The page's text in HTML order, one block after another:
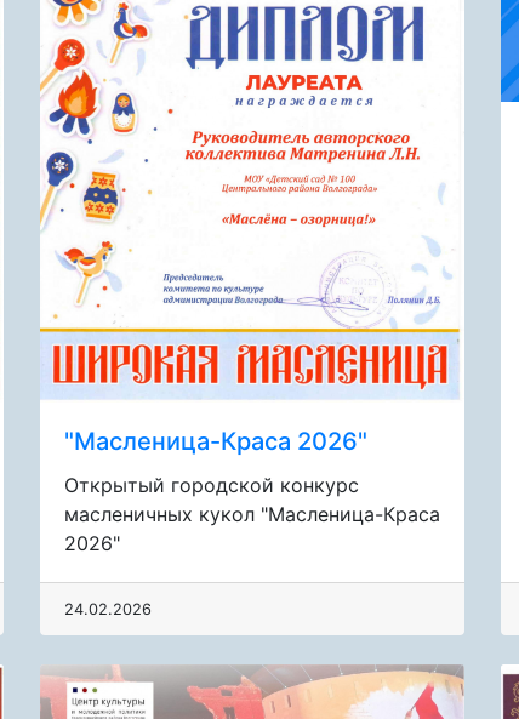
"Масленица-Краса 2026"
Открытый городской конкурс
масленичных кукол "Масленица-Краса
2026"
24.02.2026